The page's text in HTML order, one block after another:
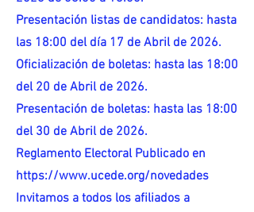
Presentación listas de candidatos: hasta
las 18:00 del día 17 de Abril de 2026.
Oficialización de boletas: hasta las 18:00
del 20 de Abril de 2026.
Presentación de boletas: hasta las 18:00
del 30 de Abril de 2026.
Reglamento Electoral Publicado en
https://www.ucede.org/novedades
Invitamos a todos los afiliados a